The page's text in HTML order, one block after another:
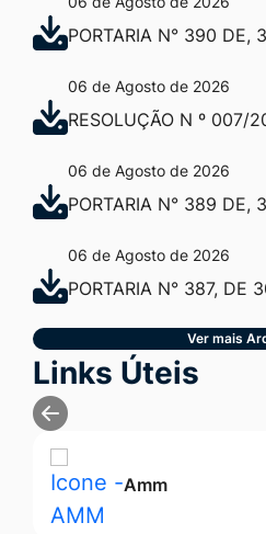
PORTARIA N° 390 DE,
06 de Agosto de 2026
RESOLUÇÃO N º 007/
06 de Agosto de 2026
PORTARIA N° 389 DE,
06 de Agosto de 2026
PORTARIA N° 387, DE
Ver mais
Seção Links Úteis
Links Úteis
Amm